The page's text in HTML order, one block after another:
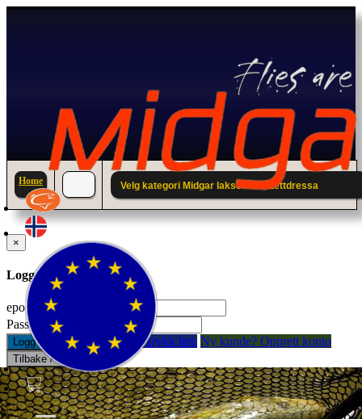
Home Velg kategori Midgar laksefluer; Lettdressa
×
Logg inn til din konto.
epostadresse:
Passord:
Logg inn Glemt passord? Trykk her. Ny kunde? Opprett konto
Tilbake / Lukk